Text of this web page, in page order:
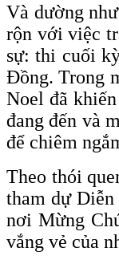
Và dường
rộn với việc
sự: thi cuối
Đồng. Trong
Noel đã
đang đến và
để chiêm
Theo thói
tham dự Diễn
nơi Mừng
vắng vẻ của